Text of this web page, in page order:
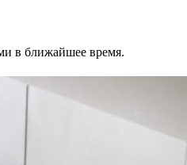
в ближайшее время.